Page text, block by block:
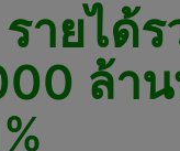
ายได้
ล้า